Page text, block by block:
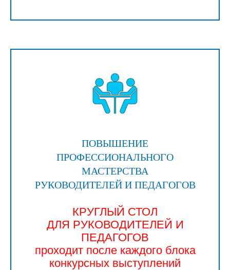
ПОВЫШЕНИЕ
ПРОФЕССИОНАЛЬНОГО
МАСТЕРСТВА
РУКОВОДИТЕЛЕЙ И ПЕДАГОГОВ
КРУГЛЫЙ СТОЛ
ДЛЯ РУКОВОДИТЕЛЕЙ И
ПЕДАГОГОВ
проходит после каждого блока
конкурсных выступлений